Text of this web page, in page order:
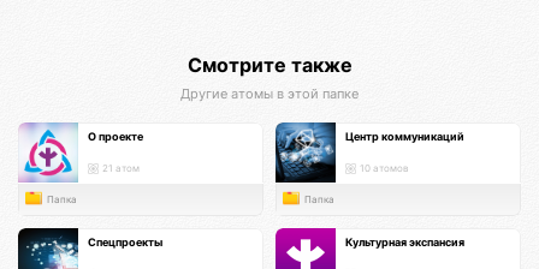
Смотрите также
Другие атомы в этой папке
О проекте
21 атом
Папка
Центр коммуникаций
10 атомов
Папка
Спецпроекты Культурная экспансия